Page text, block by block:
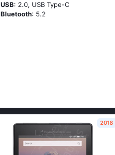
USB: 2.0, USB Type-C
Bluetooth: 5.2
2018